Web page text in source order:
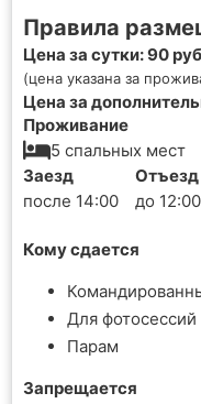
Правила
Цена за сутки: 90
(цена указана за
Цена за
Проживание
5 спальных мест
Заезд
после 14:00
Отъезд
до 12:00
Кому сдается
Для фотосессий
Парам
Запрещается